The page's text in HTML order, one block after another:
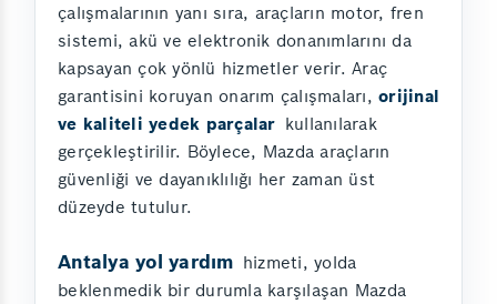
çalışmalarının yanı sıra, araçların motor, fren
sistemi, akü ve elektronik donanımlarını da
kapsayan çok yönlü hizmetler verir. Araç
garantisini koruyan onarım çalışmaları, orijinal
ve kaliteli yedek parçalar kullanılarak
gerçekleştirilir. Böylece, Mazda araçların
güvenliği ve dayanıklılığı her zaman üst
düzeyde tutulur.
Antalya yol yardım hizmeti, yolda
beklenmedik bir durumla karşılaşan Mazda